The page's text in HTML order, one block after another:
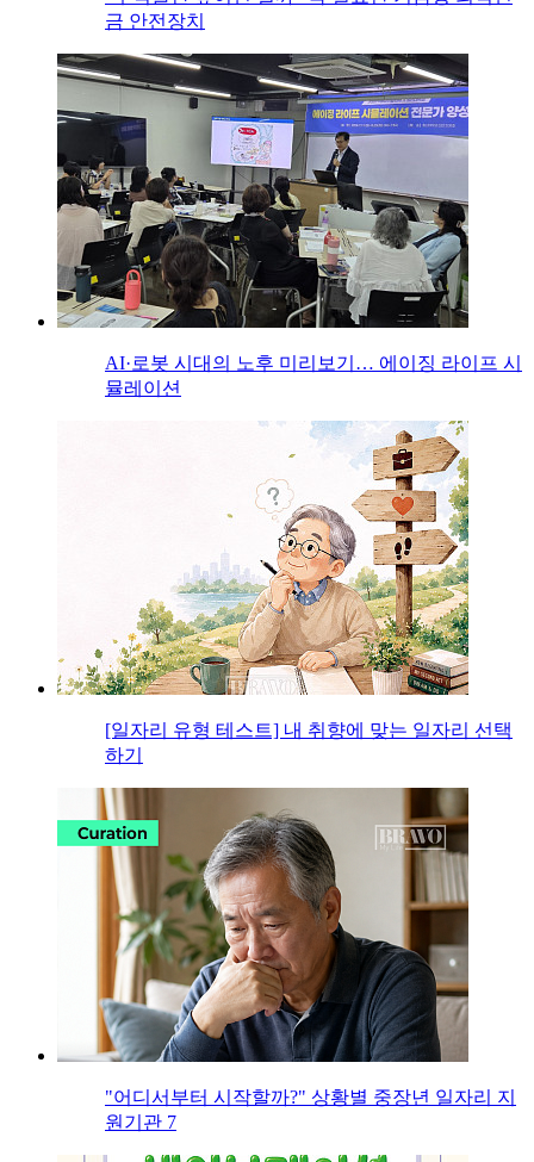
금 안전장치
AI·로봇 시대의 노후 미리보기… 에이징 라이프 시
뮬레이션
[일자리 유형 테스트] 내 취향에 맞는 일자리 선택
하기
"어디서부터 시작할까?" 상황별 중장년 일자리 지
원기관 7